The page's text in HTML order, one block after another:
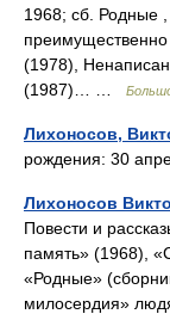
1968; сб. Родные
(1978),
(1987)… …
Лихоносов,
рождения: 30
Лихоносов
Повести и
память» (1968),
«Родные»
милосердия»